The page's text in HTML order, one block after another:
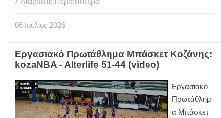
06 Ιούλιος 2026
Εργασιακό Πρωτάθλημα Μπάσκετ Κοζάνης:
kozaNBA - Alterlife 51-44 (video)
Εργασιακό
Πρωτάθλημ
α Μπάσκετ